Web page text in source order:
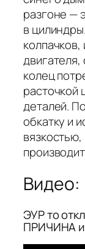
разгоне —
в
колец
расточкой
деталей.
обкатку и
Видео:
ЭУР то
ПРИЧИНА